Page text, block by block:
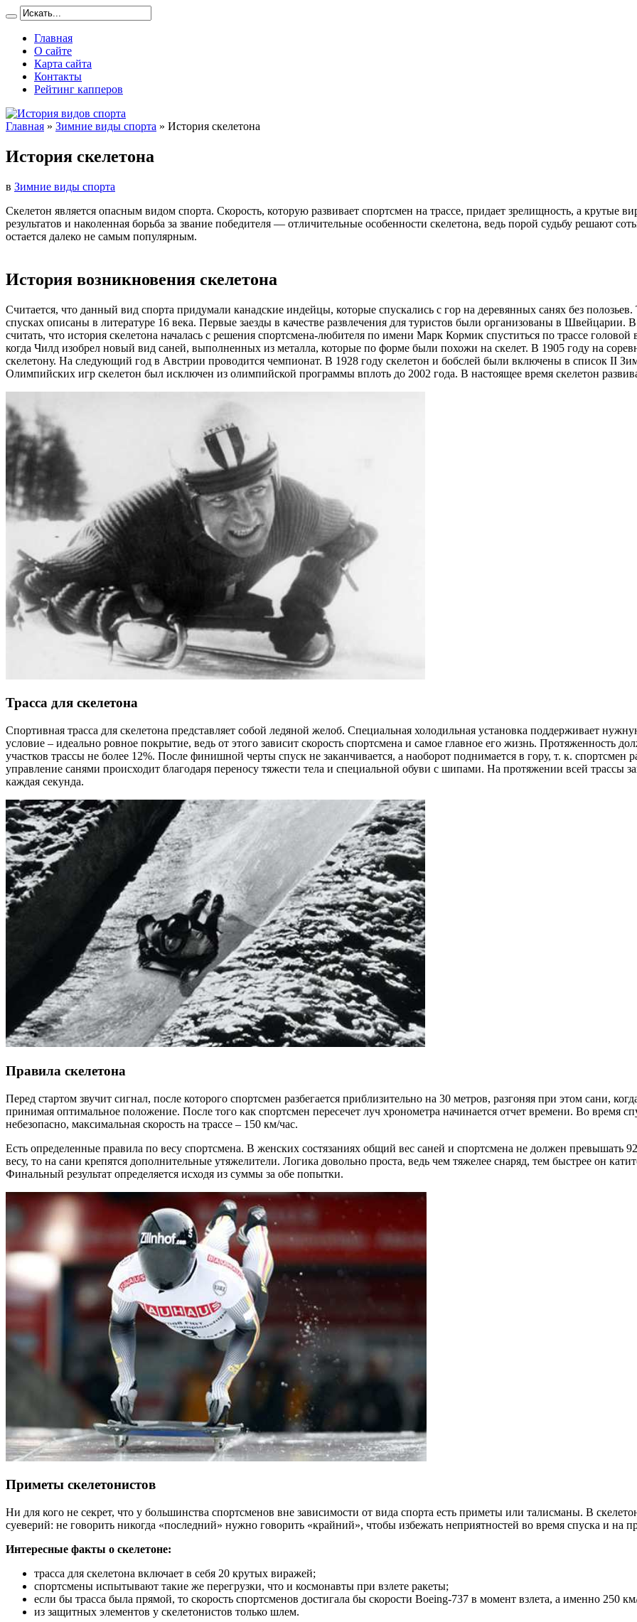
Главная
О сайте
Карта сайта
Контакты
Рейтинг капперов
Главная » Зимние виды спорта » История скелетона
История скелетона
в Зимние виды спорта
Скелетон является опасным видом спорта. Скорость, которую развивает спортсмен на трассе, придает зрелищность, а крутые
результатов и наколенная борьба за звание победителя — отличительные особенности скелетона, ведь порой судьбу решают
остается далеко не самым популярным.
История возникновения скелетона
Считается, что данный вид спорта придумали канадские индейцы, которые спускались с гор на деревянных санях без
спусках описаны в литературе 16 века. Первые заезды в качестве развлечения для туристов были организованы в Швейцарии.
считать, что история скелетона началась с решения спортсмена-любителя по имени Марк Кормик спуститься по трассе
когда Чилд изобрел новый вид саней, выполненных из металла, которые по форме были похожи на скелет. В 1905 году на
скелетону. На следующий год в Австрии проводится чемпионат. В 1928 году скелетон и бобслей были включены в список II
Олимпийских игр скелетон был исключен из олимпийской программы вплоть до 2002 года. В настоящее время скелетон
Трасса для скелетона
Спортивная трасса для скелетона представляет собой ледяной желоб. Специальная холодильная установка поддерживает
условие – идеально ровное покрытие, ведь от этого зависит скорость спортсмена и самое главное его жизнь. Протяженность
участков трассы не более 12%. После финишной черты спуск не заканчивается, а наоборот поднимается в гору, т. к. спортсмен
управление санями происходит благодаря переносу тяжести тела и специальной обуви с шипами. На протяжении всей трассы
каждая секунда.
Правила скелетона
Перед стартом звучит сигнал, после которого спортсмен разбегается приблизительно на 30 метров, разгоняя при этом сани,
принимая оптимальное положение. После того как спортсмен пересечет луч хронометра начинается отчет времени. Во время
небезопасно, максимальная скорость на трассе – 150 км/час.
Есть определенные правила по весу спортсмена. В женских состязаниях общий вес саней и спортсмена не должен превышать
весу, то на сани крепятся дополнительные утяжелители. Логика довольно проста, ведь чем тяжелее снаряд, тем быстрее он
Финальный результат определяется исходя из суммы за обе попытки.
Приметы скелетонистов
Ни для кого не секрет, что у большинства спортсменов вне зависимости от вида спорта есть приметы или талисманы. В
суеверий: не говорить никогда «последний» нужно говорить «крайний», чтобы избежать неприятностей во время спуска и на
Интересные факты о скелетоне:
трасса для скелетона включает в себя 20 крутых виражей;
спортсмены испытывают такие же перегрузки, что и космонавты при взлете ракеты;
если бы трасса была прямой, то скорость спортсменов достигала бы скорости Boeing-737 в момент взлета, а именно 250
из защитных элементов у скелетонистов только шлем.